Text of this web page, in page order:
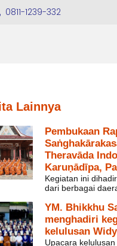
0811-1239-332
Lainnya
Pembukaan
Theravāda
Karuṇādīpa,
Kegiatan ini
dari berbagai
YM. Bhikkhu
menghadiri
kelulusan
Upacara